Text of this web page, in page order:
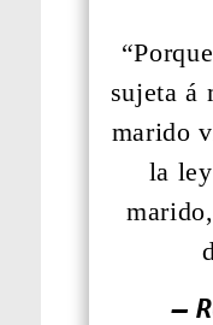
sujeta á
marido
la
—